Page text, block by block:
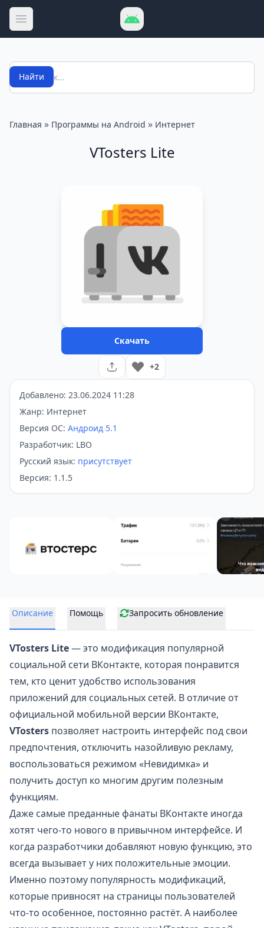
Открыть меню
Поиск
Найти
Главная » Программы на Android » Интернет
VTosters Lite
Скачать
+2
Добавлено: 23.06.2024 11:28
Жанр: Интернет
Версия ОС: Андроид 5.1
Разработчик: LBO
Русский язык: присутствует
Версия: 1.1.5
Описание Помощь Запросить обновление
VTosters Lite— это модификация популярной
социальной сети ВКонтакте, которая понравится
тем, кто ценит удобство использования
приложений для социальных сетей. В отличие от
официальной мобильной версии ВКонтакте,
VTosters позволяет настроить интерфейс под свои
предпочтения, отключить назойливую рекламу,
воспользоваться режимом «Невидимка» и
получить доступ ко многим другим полезным
функциям.
Даже самые преданные фанаты ВКонтакте иногда
хотят чего-то нового в привычном интерфейсе. И
когда разработчики добавляют новую функцию, это
всегда вызывает у них положительные эмоции.
Именно поэтому популярность модификаций,
которые привносят на страницы пользователей
что-то особенное, постоянно растёт. А наиболее